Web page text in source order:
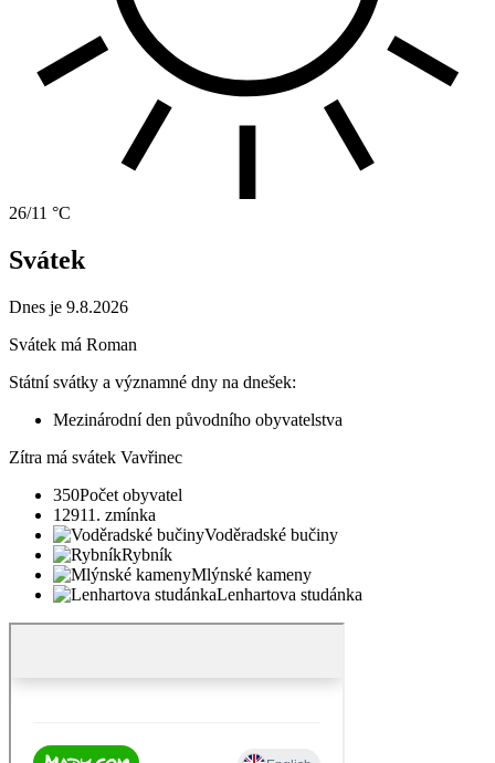
26/11 °C
Svátek
Dnes je 9.8.2026
Svátek má Roman
Státní svátky a významné dny na dnešek:
Mezinárodní den původního obyvatelstva
Zítra má svátek Vavřinec
350Počet obyvatel
12911. zmínka
Voděradské bučiny
Rybník
Mlýnské kameny
Lenhartova studánka